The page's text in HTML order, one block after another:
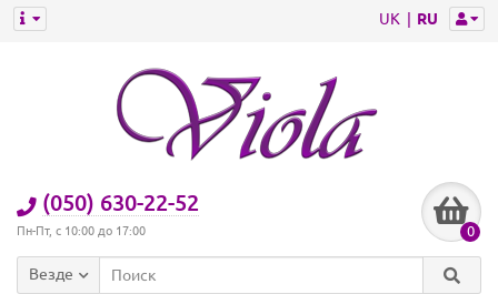
UK RU
(050) 630-22-52
Пн-Пт, с 10:00 до 17:00 0
Везде